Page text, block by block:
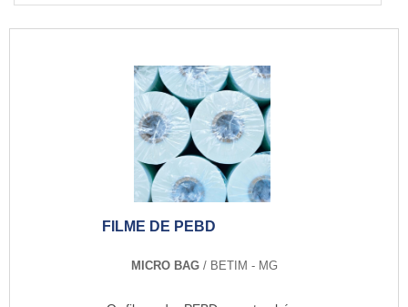
FILME DE PEBD
MICRO BAG / BETIM - MG